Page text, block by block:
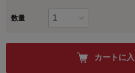
数量
カートに